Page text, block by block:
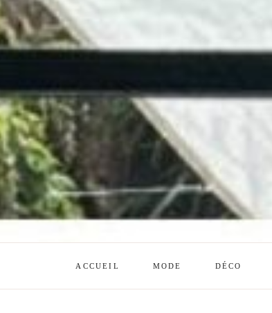
ACCUEIL MODE DÉCO